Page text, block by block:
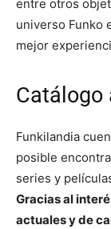
entre otros
universo Funko
mejor
Catálogo
Funkilandia
posible
series y
Gracias al
actuales y de